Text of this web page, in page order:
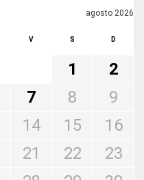
agosto 2026
V S D
1
2
7 8
9
14 15
16
21 22
23